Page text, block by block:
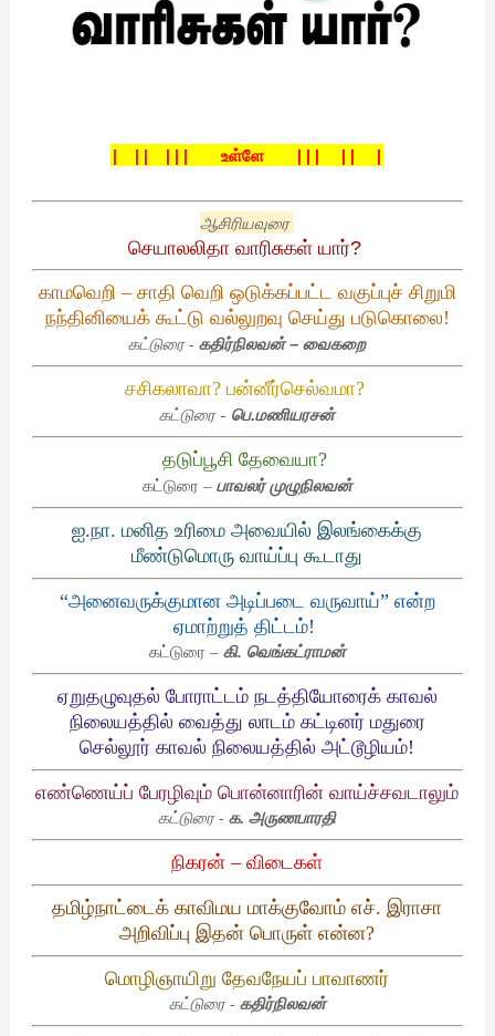
| || ||| உள்ளே ||| || |
ஆசிரியவுரை
செயாலலிதா வாரிசுகள் யார்?
காமவெறி – சாதி வெறி ஒடுக்கப்பட்ட வகுப்புச் சிறுமி
நந்தினியைக் கூட்டு வல்லுறவு செய்து படுகொலை!
கட்டுரை -கதிர்நிலவன்–வைகறை
சசிகலாவா?பன்னீர்செல்வமா?
கட்டுரை- பெ.மணியரசன்
தடுப்பூசி தேவையா?
கட்டுரை – பாவலர்முழுநிலவன்
ஐ.நா.மனித உரிமை அவையில் இலங்கைக்கு
மீண்டுமொரு வாய்ப்பு கூடாது
“அனைவருக்குமான அடிப்படை வருவாய்” என்ற
ஏமாற்றுத் திட்டம்!
கட்டுரை – கி. வெங்கட்ராமன்
ஏறுதழுவுதல் போராட்டம் நடத்தியோரைக் காவல்
நிலையத்தில் வைத்து லாடம் கட்டினர் மதுரை
செல்லூர் காவல் நிலையத்தில் அட்டூழியம்!
எண்ணெய்ப் பேரழிவும் பொன்னாரின் வாய்ச்சவடாலும்
கட்டுரை -க.அருணபாரதி
நிகரன் –விடைகள்
தமிழ்நாட்டைக் காவிமய மாக்குவோம் எச்.இராசா
அறிவிப்பு இதன் பொருள் என்ன?
மொழிஞாயிறு தேவநேயப் பாவாணர்
கட்டுரை - கதிர்நிலவன்